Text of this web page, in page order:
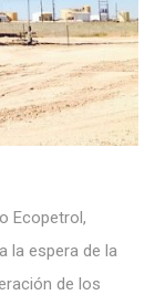
Ecopetrol,
la espera de la
de los